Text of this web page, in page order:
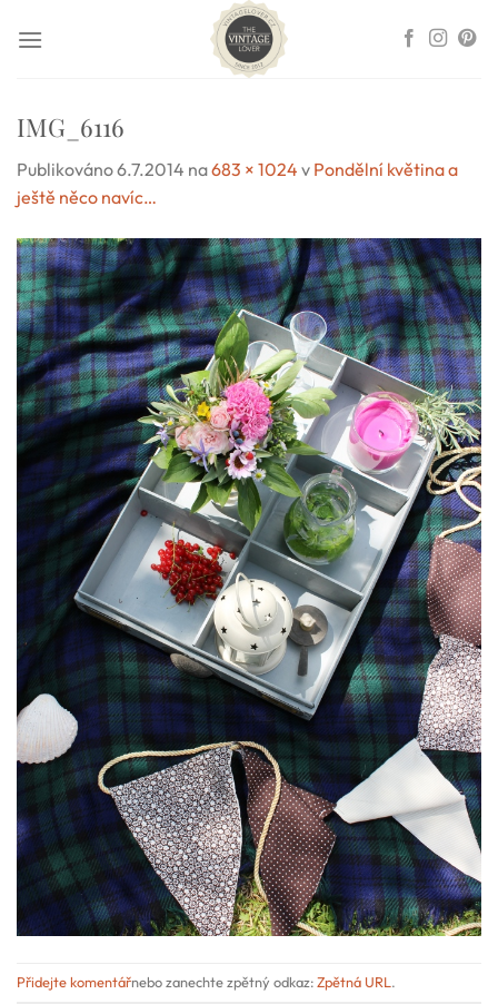
IMG_6116
Publikováno6.7.2014 na683 × 1024 v Pondělní květina a
ještě něco navíc…
Přidejte komentářnebo zanechte zpětný odkaz:Zpětná URL.